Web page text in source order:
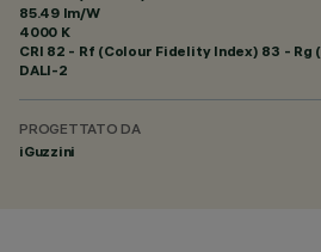
85.49 lm/W
4000 K
CRI 82 - Rf (Colour Fidelity Index) 83 - Rg
DALI-2
PROGETTATO DA
iGuzzini